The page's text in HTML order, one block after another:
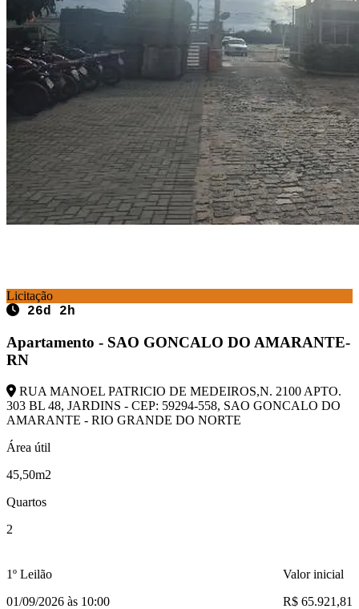
Licitação
26d 2h
Apartamento - SAO GONCALO DO AMARANTE-
RN
RUA MANOEL PATRICIO DE MEDEIROS,N. 2100 APTO.
303 BL 48, JARDINS - CEP: 59294-558, SAO GONCALO DO
AMARANTE - RIO GRANDE DO NORTE
Área útil
45,50m2
Quartos
2
1º Leilão
01/09/2026 às 10:00
Valor inicial
R$ 65.921,81